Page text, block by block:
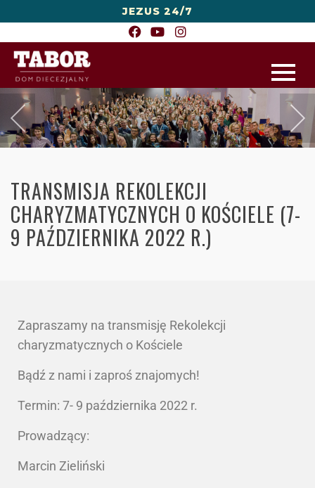
JEZUS 24/7
TRANSMISJA REKOLEKCJI
CHARYZMATYCZNYCH O KOŚCIELE (7-
9 PAŹDZIERNIKA 2022 R.)
Zapraszamy na transmisję Rekolekcji
charyzmatycznych o Kościele
Bądź z nami i zaproś znajomych!
Termin: 7- 9 października 2022 r.
Prowadzący:
Marcin Zieliński